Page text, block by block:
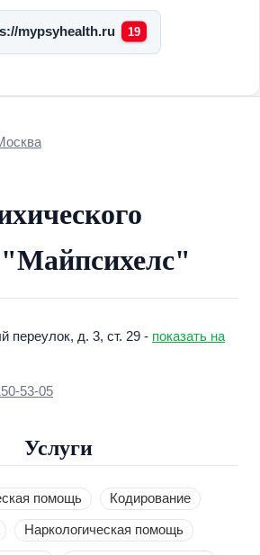
mypsyhealth.ru 19
"Майпсихелс"
переулок, д. 3, ст. 29 - показать на
53-05
Услуги
помощь Кодирование
Наркологическая помощь